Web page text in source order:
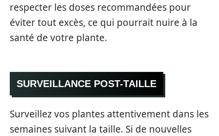
respecter les doses recommandées pour
éviter tout excès, ce qui pourrait nuire à la
santé de votre plante.
SURVEILLANCE POST-TAILLE
Surveillez vos plantes attentivement dans les
semaines suivant la taille. Si de nouvelles